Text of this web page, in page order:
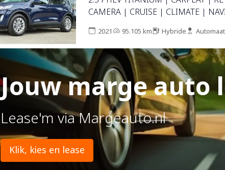
CAMERA | CRUISE | CLIMATE |
2021 95.105 km Hybride Automaat
Jouw marge auto
Lease'm via Margeauto.nl
Klik, kies en lease